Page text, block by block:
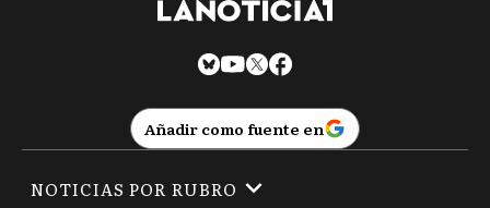
Añadir como fuente en
NOTICIAS POR RUBRO